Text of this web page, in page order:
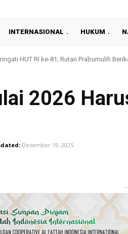
INTERNASIONAL HUKUM
HUT RI ke-81, Rutan Prabumulih
2026
Desember 19, 2025
-